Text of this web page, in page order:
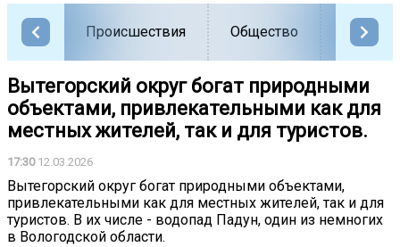
Происшествия Общество Власть
Вытегорский округ богат природными
объектами, привлекательными как для
местных жителей, так и для туристов.
17:3012.03.2026
Вытегорский округ богат природными объектами,
привлекательными как для местных жителей, так и для
туристов. В их числе - водопад Падун, один из немногих
в Вологодской области.